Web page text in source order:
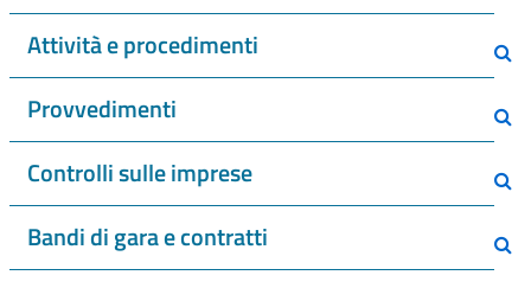
Attività e procedimenti
Provvedimenti
Controlli sulle imprese
Bandi di gara e contratti